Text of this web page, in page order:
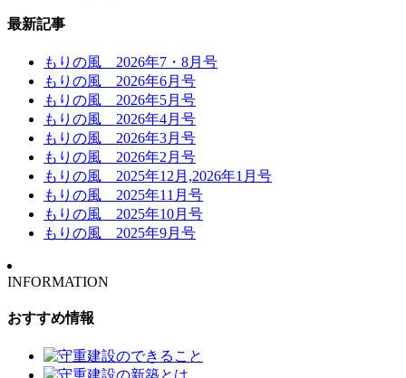
最新記事
もりの風 2026年7・8月号
もりの風 2026年6月号
もりの風 2026年5月号
もりの風 2026年4月号
もりの風 2026年3月号
もりの風 2026年2月号
もりの風 2025年12月,2026年1月号
もりの風 2025年11月号
もりの風 2025年10月号
もりの風 2025年9月号
INFORMATION
おすすめ情報